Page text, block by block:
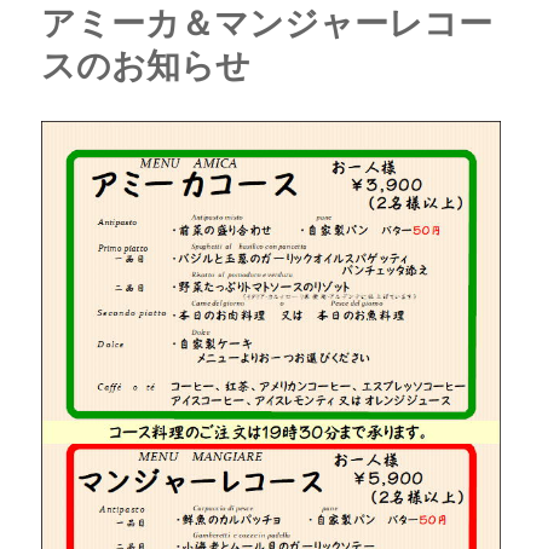
アミーカ＆マンジャーレコー
スのお知らせ